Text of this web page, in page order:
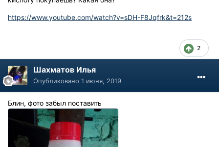
https://www.youtube.com/watch?v=sDH-F8Jqfrk&t=212s
2
Шахматов Илья
Опубликовано 1 июня, 2019
Блин, фото забыл поставить